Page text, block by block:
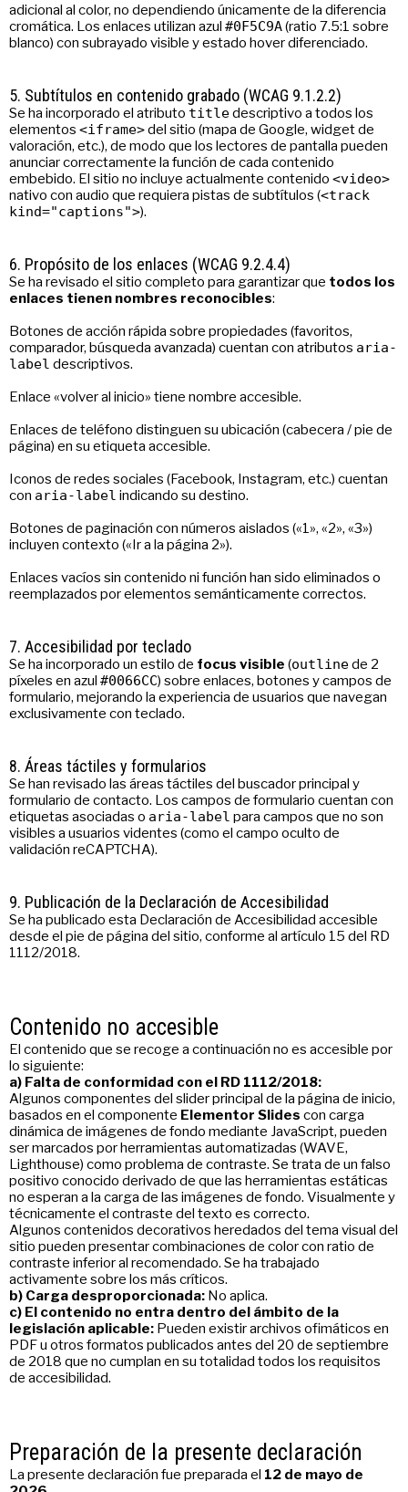
adicional al color, no dependiendo únicamente de la diferencia
cromática. Los enlaces utilizan azul #0F5C9A(ratio 7.5:1 sobre
blanco) con subrayado visible y estado hover diferenciado.
5. Subtítulos en contenido grabado (WCAG 9.1.2.2)
Se ha incorporado el atributo titledescriptivo a todos los
elementos <iframe>del sitio (mapa de Google, widget de
valoración, etc.), de modo que los lectores de pantalla pueden
anunciar correctamente la función de cada contenido
embebido. El sitio no incluye actualmente contenido <video>
nativo con audio que requiera pistas de subtítulos (<track
kind="captions">).
6. Propósito de los enlaces (WCAG 9.2.4.4)
Se ha revisado el sitio completo para garantizar que todos los
enlaces tienen nombres reconocibles:
Botones de acción rápida sobre propiedades (favoritos,
comparador, búsqueda avanzada) cuentan con atributos aria-
label descriptivos.
Enlace «volver al inicio» tiene nombre accesible.
Enlaces de teléfono distinguen su ubicación (cabecera / pie de
página) en su etiqueta accesible.
Iconos de redes sociales (Facebook, Instagram, etc.) cuentan
con aria-label indicando su destino.
Botones de paginación con números aislados («1», «2», «3»)
incluyen contexto («Ir a la página 2»).
Enlaces vacíos sin contenido ni función han sido eliminados o
reemplazados por elementos semánticamente correctos.
7. Accesibilidad por teclado
Se ha incorporado un estilo de focus visible (outlinede 2
píxeles en azul #0066CC) sobre enlaces, botones y campos de
formulario, mejorando la experiencia de usuarios que navegan
exclusivamente con teclado.
8. Áreas táctiles y formularios
Se han revisado las áreas táctiles del buscador principal y
formulario de contacto. Los campos de formulario cuentan con
etiquetas asociadas o aria-label para campos que no son
visibles a usuarios videntes (como el campo oculto de
validación reCAPTCHA).
9. Publicación de la Declaración de Accesibilidad
Se ha publicado esta Declaración de Accesibilidad accesible
desde el pie de página del sitio, conforme al artículo 15 del RD
1112/2018.
Contenido no accesible
El contenido que se recoge a continuación no es accesible por
lo siguiente:
a) Falta de conformidad con el RD 1112/2018:
Algunos componentes del slider principal de la página de inicio,
basados en el componente Elementor Slides con carga
dinámica de imágenes de fondo mediante JavaScript, pueden
ser marcados por herramientas automatizadas (WAVE,
Lighthouse) como problema de contraste. Se trata de un falso
positivo conocido derivado de que las herramientas estáticas
no esperan a la carga de las imágenes de fondo. Visualmente y
técnicamente el contraste del texto es correcto.
Algunos contenidos decorativos heredados del tema visual del
sitio pueden presentar combinaciones de color con ratio de
contraste inferior al recomendado. Se ha trabajado
activamente sobre los más críticos.
b) Carga desproporcionada: No aplica.
c) El contenido no entra dentro del ámbito de la
legislación aplicable: Pueden existir archivos ofimáticos en
PDF u otros formatos publicados antes del 20 de septiembre
de 2018 que no cumplan en su totalidad todos los requisitos
de accesibilidad.
Preparación de la presente declaración
La presente declaración fue preparada el 12 de mayo de